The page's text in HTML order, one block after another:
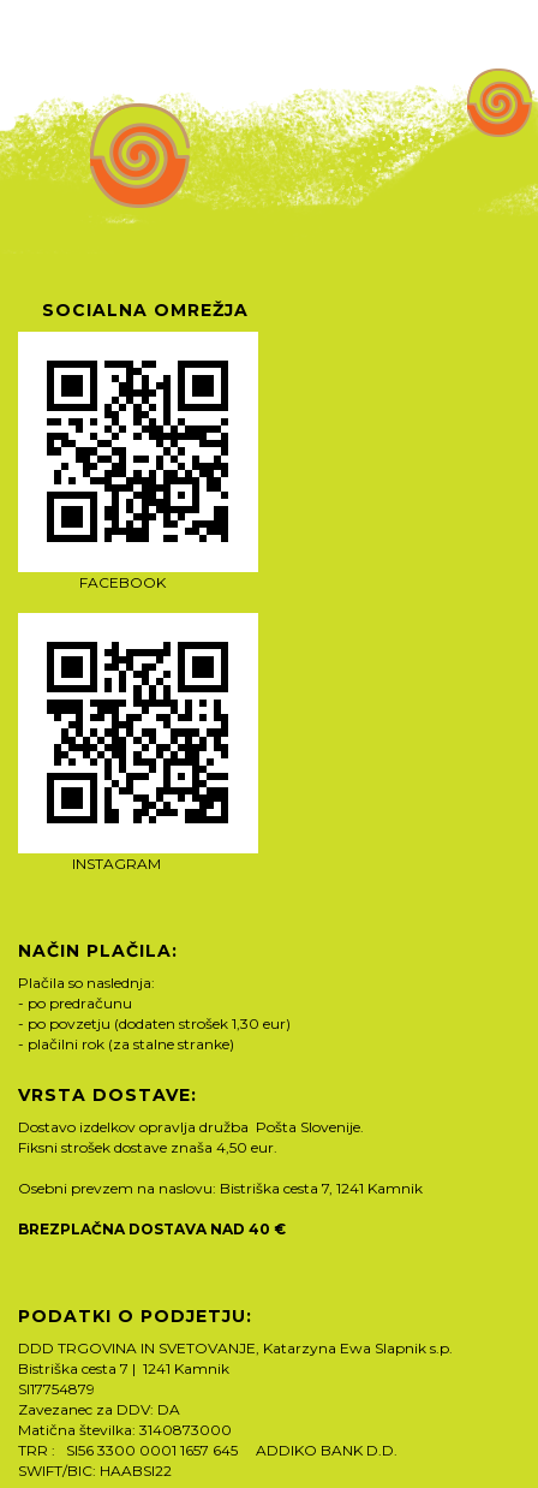
SOCIALNA OMREŽJA
FACEBOOK
INSTAGRAM
NAČIN PLAČILA:
Plačila so naslednja:
- po predračunu
- po povzetju (dodaten strošek 1,30 eur)
- plačilni rok (za stalne stranke)
VRSTA DOSTAVE:
Dostavo izdelkov opravlja družba Pošta Slovenije.
Fiksni strošek dostave znaša 4,50 eur.
Osebni prevzem na naslovu: Bistriška cesta 7, 1241 Kamnik
BREZPLAČNA DOSTAVA NAD 40 €
PODATKI O PODJETJU:
DDD TRGOVINA IN SVETOVANJE, Katarzyna Ewa Slapnik s.p.
Bistriška cesta 7 | 1241 Kamnik
SI17754879
Zavezanec za DDV: DA
Matična številka: 3140873000
TRR : SI56 3300 0001 1657 645 ADDIKO BANK D.D.
SWIFT/BIC: HAABSI22